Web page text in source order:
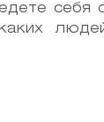
себя